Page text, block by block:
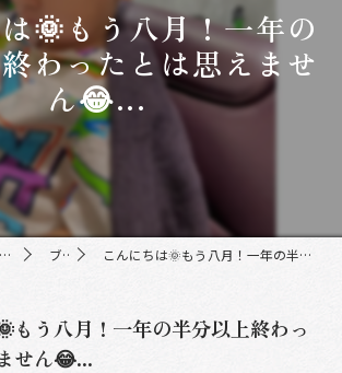
🌞もう八月！一年の
わったとは思えませ
ん😂...
大阪府堺市の美容室ならFor-Relive ブログ こんにちは🌞もう八月！一年の半分以上終わったとは思えません😂...
もう八月！一年の半分以上終わっ
せん😂...